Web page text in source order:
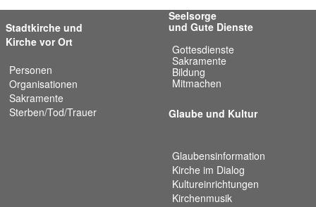
Stadtkirche und
Kirche vor Ort
Personen
Organisationen
Sakramente
Sterben/Tod/Trauer
Seelsorge
und Gute Dienste
Gottesdienste
Sakramente
Bildung
Mitmachen
Glaube und Kultur
Glaubensinformation
Kirche im Dialog
Kultureinrichtungen
Kirchenmusik